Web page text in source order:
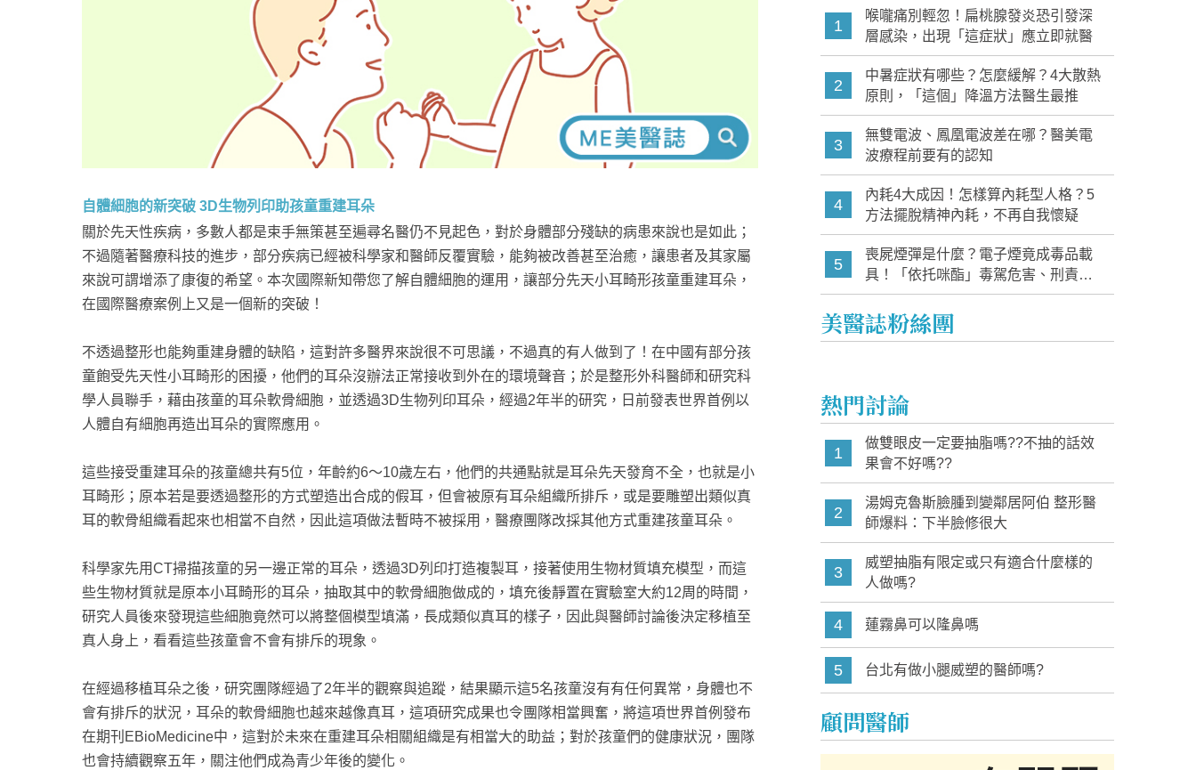
自體細胞的新突破 3D生物列印助孩童重建耳朵
關於先天性疾病，多數人都是束手無策甚至遍尋名醫仍不見起色，對於身體部分殘缺的病患來說也是如此；
不過隨著醫療科技的進步，部分疾病已經被科學家和醫師反覆實驗，能夠被改善甚至治癒，讓患者及其家屬
來說可謂增添了康復的希望。本次國際新知帶您了解自體細胞的運用，讓部分先天小耳畸形孩童重建耳朵，
在國際醫療案例上又是一個新的突破！
不透過整形也能夠重建身體的缺陷，這對許多醫界來說很不可思議，不過真的有人做到了！在中國有部分孩
童飽受先天性小耳畸形的困擾，他們的耳朵沒辦法正常接收到外在的環境聲音；於是整形外科醫師和研究科
學人員聯手，藉由孩童的耳朵軟骨細胞，並透過3D生物列印耳朵，經過2年半的研究，日前發表世界首例以
人體自有細胞再造出耳朵的實際應用。
這些接受重建耳朵的孩童總共有5位，年齡約6～10歲左右，他們的共通點就是耳朵先天發育不全，也就是小
耳畸形；原本若是要透過整形的方式塑造出合成的假耳，但會被原有耳朵組織所排斥，或是要雕塑出類似真
耳的軟骨組織看起來也相當不自然，因此這項做法暫時不被採用，醫療團隊改採其他方式重建孩童耳朵。
科學家先用CT掃描孩童的另一邊正常的耳朵，透過3D列印打造複製耳，接著使用生物材質填充模型，而這
些生物材質就是原本小耳畸形的耳朵，抽取其中的軟骨細胞做成的，填充後靜置在實驗室大約12周的時間，
研究人員後來發現這些細胞竟然可以將整個模型填滿，長成類似真耳的樣子，因此與醫師討論後決定移植至
真人身上，看看這些孩童會不會有排斥的現象。
在經過移植耳朵之後，研究團隊經過了2年半的觀察與追蹤，結果顯示這5名孩童沒有有任何異常，身體也不
會有排斥的狀況，耳朵的軟骨細胞也越來越像真耳，這項研究成果也令團隊相當興奮，將這項世界首例發布
在期刊EBioMedicine中，這對於未來在重建耳朵相關組織是有相當大的助益；對於孩童們的健康狀況，團隊
也會持續觀察五年，關注他們成為青少年後的變化。
1
喉嚨痛別輕忽！扁桃腺發炎恐引發深
層感染，出現「這症狀」應立即就醫
2
中暑症狀有哪些？怎麼緩解？4大散熱
原則，「這個」降溫方法醫生最推
3
無雙電波、鳳凰電波差在哪？醫美電
波療程前要有的認知
4
內耗4大成因！怎樣算內耗型人格？5
方法擺脫精神內耗，不再自我懷疑
5
喪屍煙彈是什麼？電子煙竟成毒品載
具！「依托咪酯」毒駕危害、刑責與
家長必知警訊
美醫誌粉絲團
熱門討論
1
做雙眼皮一定要抽脂嗎??不抽的話效
果會不好嗎??
2
湯姆克魯斯臉腫到變鄰居阿伯 整形醫
師爆料：下半臉修很大
3
威塑抽脂有限定或只有適合什麼樣的
人做嗎?
4 蓮霧鼻可以隆鼻嗎
5 台北有做小腿威塑的醫師嗎?
顧問醫師